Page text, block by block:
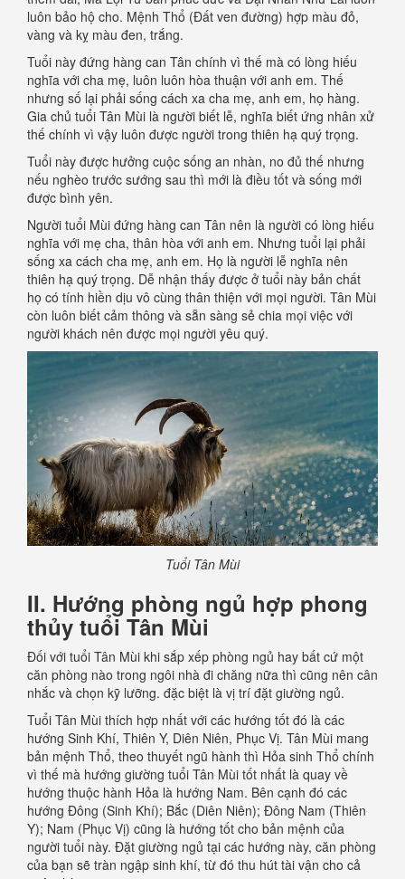
luôn bảo hộ cho. Mệnh Thổ (Đất ven đường) hợp màu đỏ,
vàng và kỵ màu đen, trắng.
Tuổi này đứng hàng can Tân chính vì thế mà có lòng hiếu
nghĩa với cha mẹ, luôn luôn hòa thuận với anh em. Thế
nhưng số lại phải sống cách xa cha mẹ, anh em, họ hàng.
Gia chủ tuổi Tân Mùi là người biết lễ, nghĩa biết ứng nhân xử
thế chính vì vậy luôn được người trong thiên hạ quý trọng.
Tuổi này được hưởng cuộc sống an nhàn, no đủ thế nhưng
nếu nghèo trước sướng sau thì mới là điều tốt và sống mới
được bình yên.
Người tuổi Mùi đứng hàng can Tân nên là người có lòng hiếu
nghĩa với mẹ cha, thân hòa với anh em. Nhưng tuổi lại phải
sống xa cách cha mẹ, anh em. Họ là người lễ nghĩa nên
thiên hạ quý trọng. Dễ nhận thấy được ở tuổi này bản chất
họ có tính hiền dịu vô cùng thân thiện với mọi người. Tân Mùi
còn luôn biết cảm thông và sẵn sàng sẻ chia mọi việc với
người khách nên được mọi người yêu quý.
Tuổi Tân Mùi
II. Hướng phòng ngủ hợp phong
thủy tuổi Tân Mùi
Đối với tuổi Tân Mùi khi sắp xếp phòng ngủ hay bất cứ một
căn phòng nào trong ngôi nhà đi chăng nữa thì cũng nên cân
nhắc và chọn kỹ lưỡng. đặc biệt là vị trí đặt giường ngủ.
Tuổi Tân Mùi thích hợp nhất với các hướng tốt đó là các
hướng Sinh Khí, Thiên Y, Diên Niên, Phục Vị. Tân Mùi mang
bản mệnh Thổ, theo thuyết ngũ hành thì Hỏa sinh Thổ chính
vì thế mà hướng giường tuổi Tân Mùi tốt nhất là quay về
hướng thuộc hành Hỏa là hướng Nam. Bên cạnh đó các
hướng Đông (Sinh Khí); Bắc (Diên Niên); Đông Nam (Thiên
Y); Nam (Phục Vị) cũng là hướng tốt cho bản mệnh của
người tuổi này. Đặt giường ngủ tại các hướng này, căn phòng
của bạn sẽ tràn ngập sinh khí, từ đó thu hút tài vận cho cả